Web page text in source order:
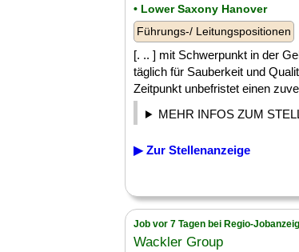
• Lower Saxony Hanover
Führungs-/ Leitungspositionen
[. .. ] mit Schwerpunkt in der
täglich für Sauberkeit und
Zeitpunkt unbefristet einen
MEHR INFOS ZUM
▶ Zur Stellenanzeige
Job vor 7 Tagen bei Regio-
Wackler Group